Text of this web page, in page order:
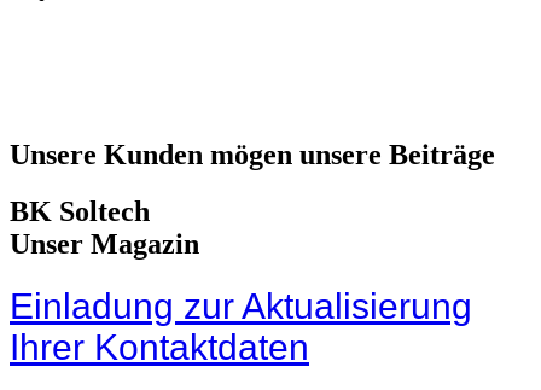
Unsere Kunden mögen unsere Beiträge
BK Soltech
Unser Magazin
Einladung zur Aktualisierung
Ihrer Kontaktdaten